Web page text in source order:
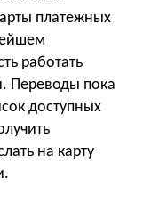
платежных
работать
Переводы пока
доступных
на карту